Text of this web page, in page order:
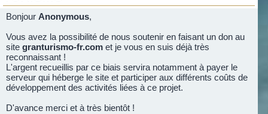
e
Bonjour Anonymous,
Vous avez la possibilité de nous soutenir en faisant un don au
site granturismo-fr.com et je vous en suis déjà très
reconnaissant !
L'argent recueillis par ce biais servira notamment à payer le
serveur qui héberge le site et participer aux différents coûts de
développement des activités liées à ce projet.
D'avance merci et à très bientôt !